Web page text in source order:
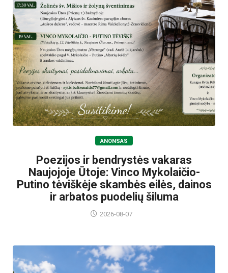
ANONSAS
Poezijos ir bendrystės vakaras
Naujojoje Ūtoje: Vinco Mykolaičio-
Putino tėviškėje skambės eilės, dainos
ir arbatos puodelių šiluma
2026-08-07